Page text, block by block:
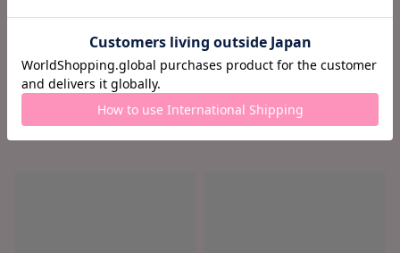
ロード中...
ロード中 ...
¥ ロード中...
ロード中 ...
¥ ロード中...